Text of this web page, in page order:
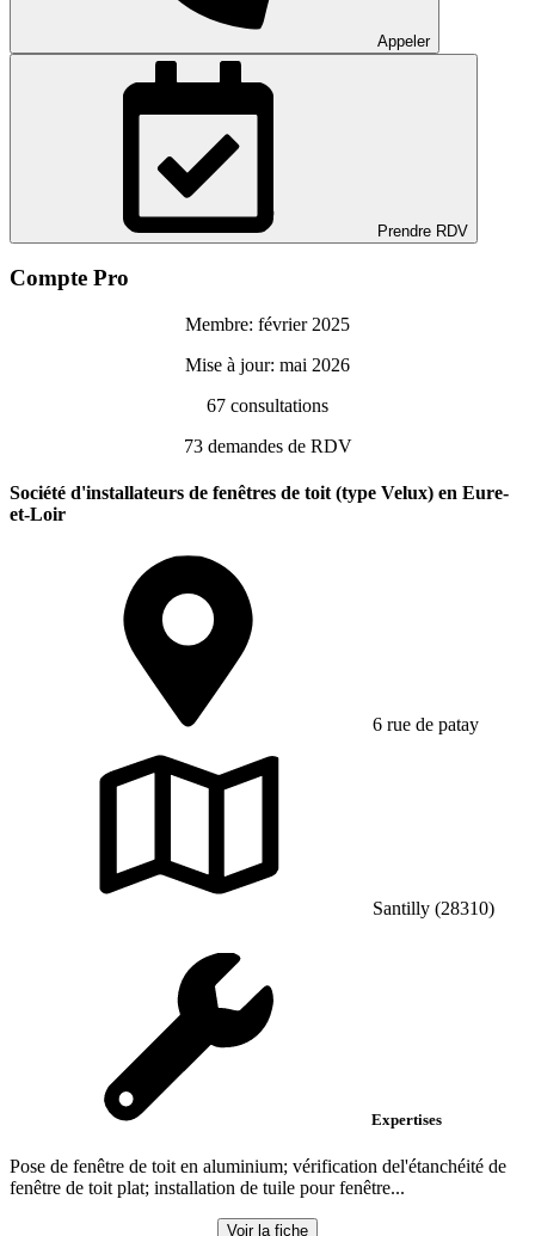
Appeler
Prendre RDV
Compte Pro
Membre: février 2025
Mise à jour: mai 2026
67 consultations
73demandes de RDV
Société d'installateurs de fenêtres de toit (type Velux) en Eure-
et-Loir
6 rue de patay
Santilly (28310)
Expertises
Pose de fenêtre de toit en aluminium; vérification del'étanchéité de
fenêtre de toit plat; installation de tuile pour fenêtre...
Voir la fiche